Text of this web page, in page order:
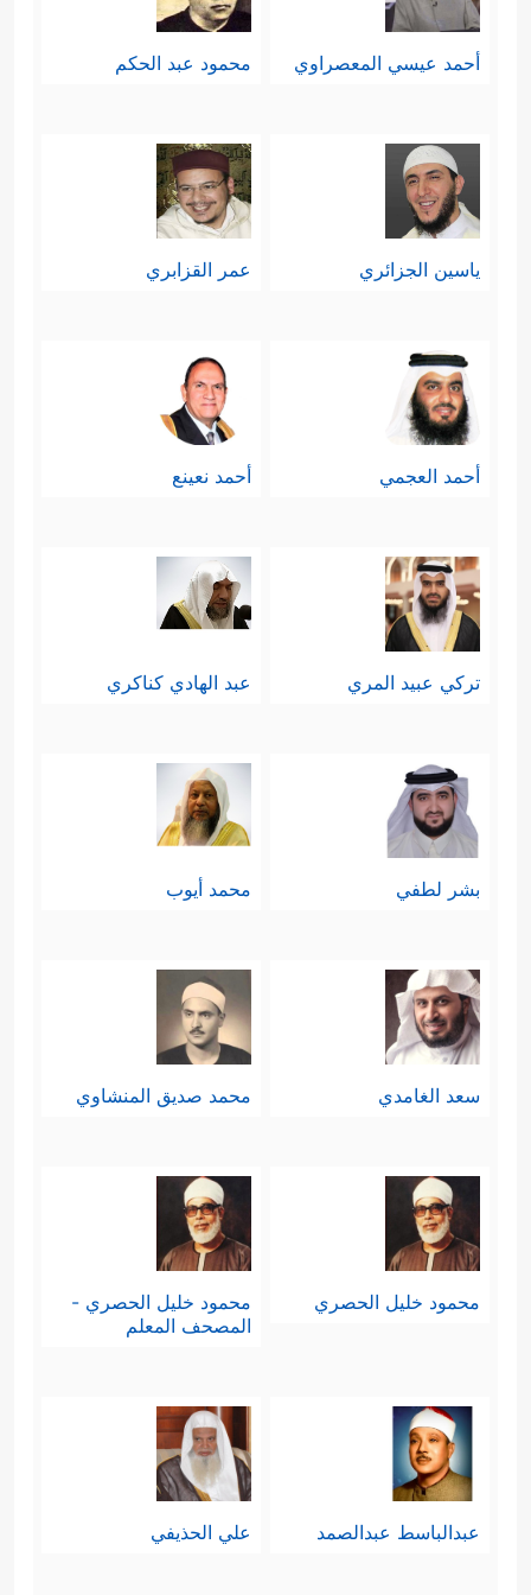
أحمد عيسي المعصراوي محمود عبد الحكم
ياسين الجزائري عمر القزابري
أحمد العجمي أحمد نعينع
تركي عبيد المري عبد الهادي كناكري
بشر لطفي محمد أيوب
سعد الغامدي محمد صديق المنشاوي
محمود خليل الحصري
محمود خليل الحصري -
المصحف المعلم
عبدالباسط عبدالصمد علي الحذيفي